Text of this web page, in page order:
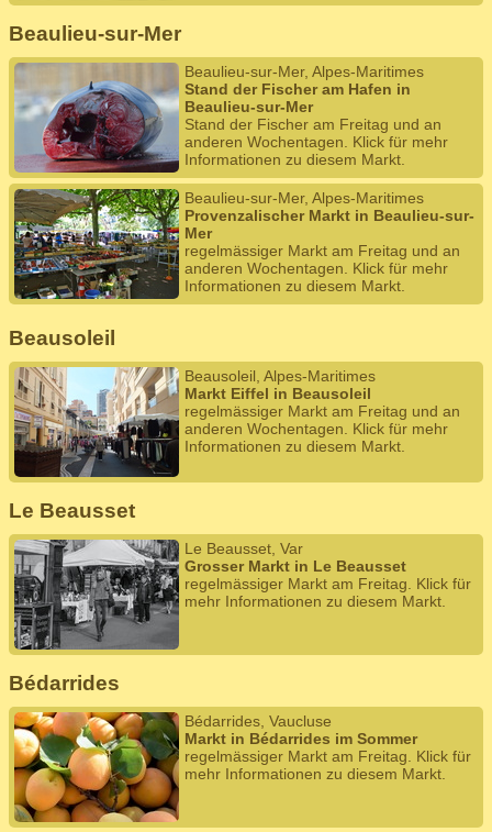
Beaulieu-sur-Mer
Beaulieu-sur-Mer, Alpes-Maritimes
Stand der Fischer am Hafen in
Beaulieu-sur-Mer
Stand der Fischer am Freitag und an
anderen Wochentagen. Klick für mehr
Informationen zu diesem Markt.
Beaulieu-sur-Mer, Alpes-Maritimes
Provenzalischer Markt in Beaulieu-sur-
Mer
regelmässiger Markt am Freitag und an
anderen Wochentagen. Klick für mehr
Informationen zu diesem Markt.
Beausoleil
Beausoleil, Alpes-Maritimes
Markt Eiffel in Beausoleil
regelmässiger Markt am Freitag und an
anderen Wochentagen. Klick für mehr
Informationen zu diesem Markt.
Le Beausset
Le Beausset, Var
Grosser Markt in Le Beausset
regelmässiger Markt am Freitag. Klick für
mehr Informationen zu diesem Markt.
Bédarrides
Bédarrides, Vaucluse
Markt in Bédarrides im Sommer
regelmässiger Markt am Freitag. Klick für
mehr Informationen zu diesem Markt.